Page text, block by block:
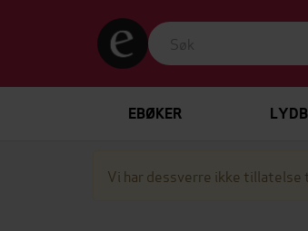
EBØKER
Vi har dessverre ikke tillatelse